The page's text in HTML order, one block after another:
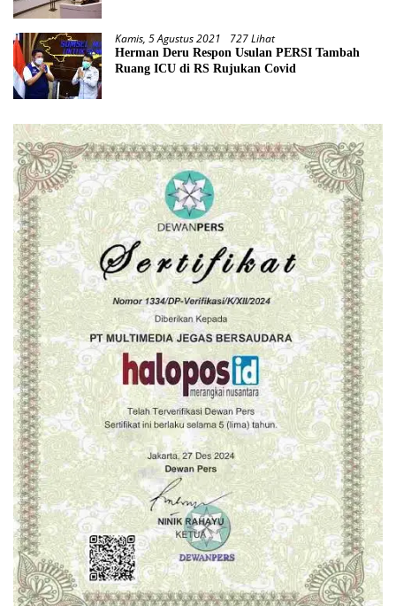
Kamis, 5 Agustus 2021 727 Lihat
Herman Deru Respon Usulan PERSI Tambah
Ruang ICU di RS Rujukan Covid